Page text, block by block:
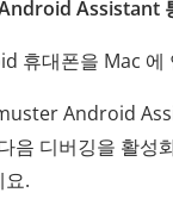
Assistant
휴대폰을 Mac 에
Android
음 디버깅을 활성
요.